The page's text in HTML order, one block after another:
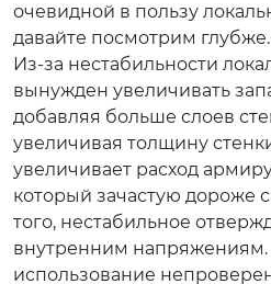
очевидной в пользу
давайте посмотрим глубже.
Из-за нестабильности
вынужден увеличивать
добавляя больше слоев
увеличивая толщину
увеличивает расход
который зачастую дороже
того, нестабильное
внутренним
использование